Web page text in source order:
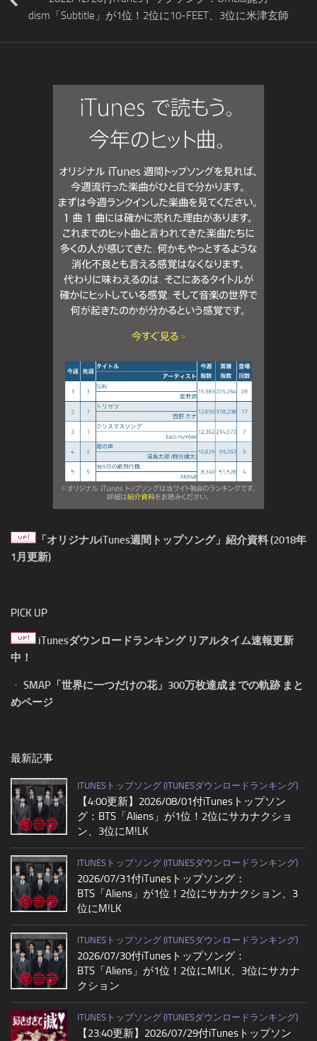
dism「Subtitle」が1位！2位に10-FEET、3位に米津玄師
「オリジナルiTunes週間トップソング」紹介資料 (2018年
1月更新)
PICK UP
iTunesダウンロードランキング リアルタイム速報更新
中！
・ SMAP「世界に一つだけの花」300万枚達成までの軌跡 まと
めページ
最新記事
ITUNESトップソング (ITUNESダウンロードランキング)
【4:00更新】2026/08/01付iTunesトップソン
グ：BTS「Aliens」が1位！2位にサカナクショ
ン、3位にM!LK
ITUNESトップソング (ITUNESダウンロードランキング)
2026/07/31付iTunesトップソング：
BTS「Aliens」が1位！2位にサカナクション、3
位にM!LK
ITUNESトップソング (ITUNESダウンロードランキング)
2026/07/30付iTunesトップソング：
BTS「Aliens」が1位！2位にM!LK、3位にサカナ
クション
ITUNESトップソング (ITUNESダウンロードランキング)
【23:40更新】2026/07/29付iTunesトップソン